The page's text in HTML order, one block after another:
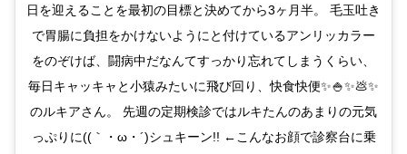
日を迎えることを最初の目標と決めてから3ヶ月半。 毛玉吐き
で胃腸に負担をかけないようにと付けているアンリッカラー
をのぞけば、闘病中だなんてすっかり忘れてしまうくらい、
毎日キャッキャと小猿みたいに飛び回り、快食快便✨🍚✨💩✨
のルキアさん。 先週の定期検診ではルキたんのあまりの元気
っぷりに((｀・ω・´)シュキーン!! ←こんなお顔で診察台に乗